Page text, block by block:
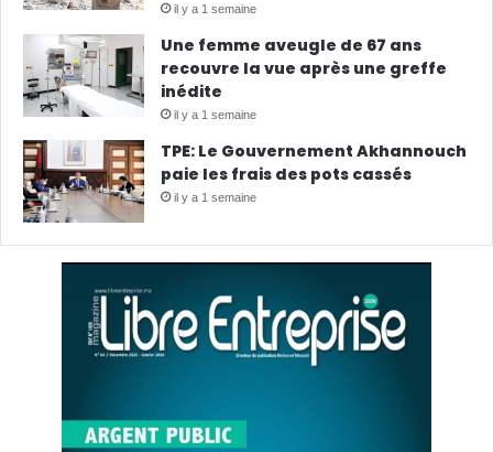
il y a 1 semaine
Une femme aveugle de 67 ans
recouvre la vue après une greffe
inédite
il y a 1 semaine
TPE: Le Gouvernement Akhannouch
paie les frais des pots cassés
il y a 1 semaine